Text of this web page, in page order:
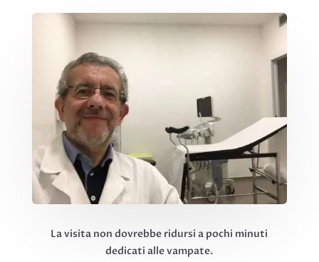
La visita non dovrebbe ridursi a pochi minuti
dedicati alle vampate.